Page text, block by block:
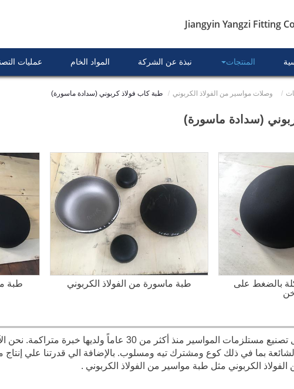
Jiangyin Yangzi Fitting
المنتجات نبذة عن الشركة المواد الخام عمليات
وصلات مواسير من الفولاذ الكربوني طبة كاب فولاذ كربوني (سدادة ماسورة)
(سدادة ماسورة)
بالضغط على
طبة ماسورة من الفولاذ الكربوني طبة
شركتنا تعمل في مجال تصنيع مستلزمات المواسير منذ أكثر من 30 عاماً
بما في ذلك كوع ومشترك تيه ومسلوب. بالإضافة الي قدرتنا علي
الكربوني مثل طبة مواسير من الفولاذ الكربوني .